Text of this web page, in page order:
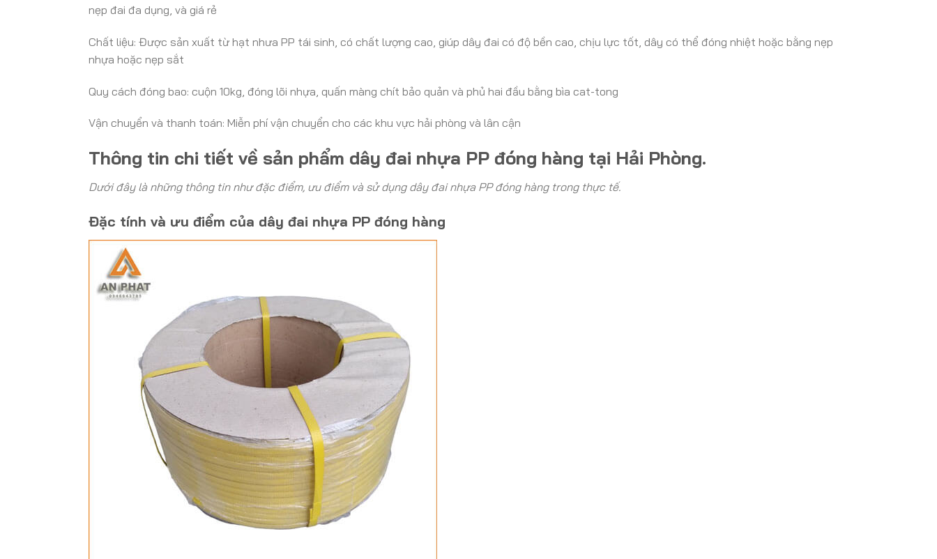
nẹp đai đa dụng, và giá rẻ
Chất liệu: Được sản xuất từ hạt nhưa PP tái sinh, có chất lượng cao, giúp dây đai có độ bền cao, chịu lực tốt, dây có thể đóng nhiệt hoặc bằng nẹp
nhựa hoặc nẹp sắt
Quy cách đóng bao: cuộn 10kg, đóng lõi nhựa, quấn màng chít bảo quản và phủ hai đầu bằng bìa cat-tong
Vận chuyển và thanh toán: Miễn phí vận chuyển cho các khu vực hải phòng và lân cận
Thông tin chi tiết về sản phẩm dây đai nhựa PP đóng hàng tại Hải Phòng.
Dưới đây là những thông tin như đặc điểm, ưu điểm và sử dụng dây đai nhựa PP đóng hàng trong thực tế.
Đặc tính và ưu điểm của dây đai nhựa PP đóng hàng